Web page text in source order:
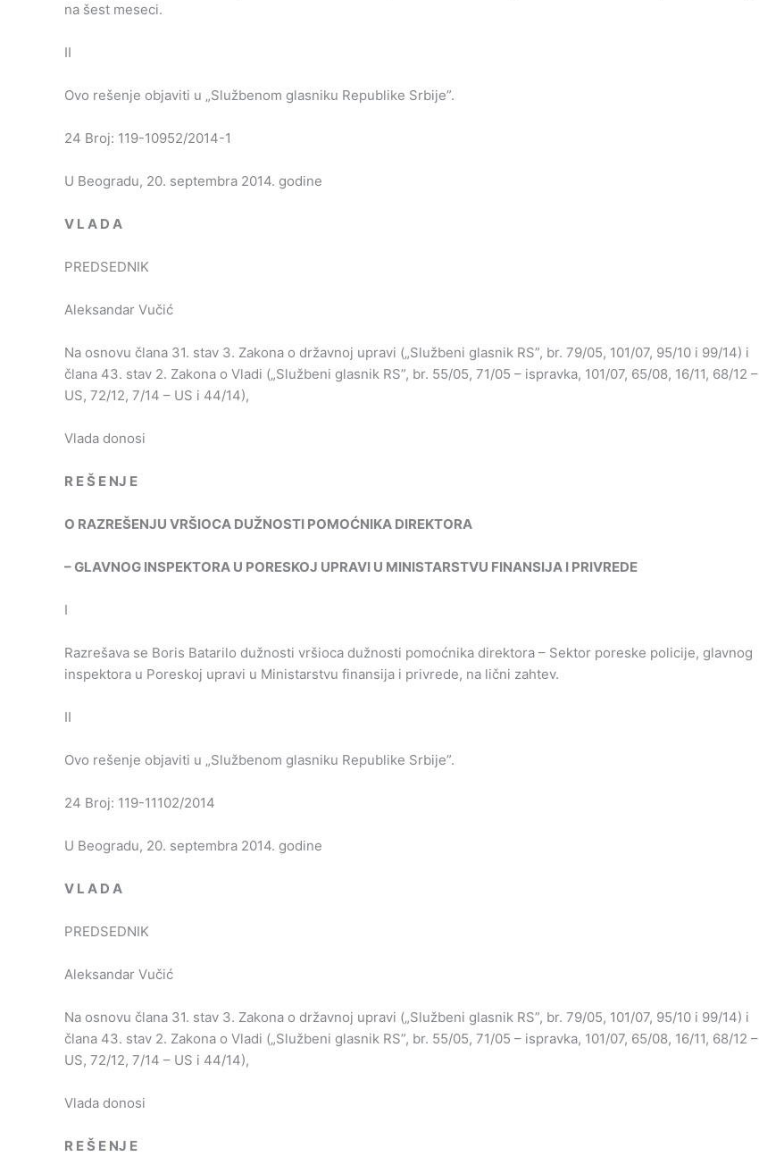
na šest meseci.
II
Ovo rešenje objaviti u „Službenom glasniku Republike Srbije”.
24 Broj: 119-10952/2014-1
U Beogradu, 20. septembra 2014. godine
V L A D A
PREDSEDNIK
Aleksandar Vučić
Na osnovu člana 31. stav 3. Zakona o državnoj upravi („Službeni glasnik RS”, br. 79/05, 101/07, 95/10 i 99/14) i
člana 43. stav 2. Zakona o Vladi („Službeni glasnik RS”, br. 55/05, 71/05 – ispravka, 101/07, 65/08, 16/11, 68/12 –
US, 72/12, 7/14 – US i 44/14),
Vlada donosi
R EŠ E NJ E
O RAZREŠENJU VRŠIOCA DUŽNOSTI POMOĆNIKA DIREKTORA
–GLAVNOG INSPEKTORA U PORESKOJ UPRAVI U MINISTARSTVU FINANSIJA I PRIVREDE
I
Razrešava se Boris Batarilo dužnosti vršioca dužnosti pomoćnika direktora – Sektor poreske policije, glavnog
inspektora u Poreskoj upravi u Ministarstvu finansija i privrede, na lični zahtev.
II
Ovo rešenje objaviti u „Službenom glasniku Republike Srbije”.
24 Broj: 119-11102/2014
U Beogradu, 20. septembra 2014. godine
V L A D A
PREDSEDNIK
Aleksandar Vučić
Na osnovu člana 31. stav 3. Zakona o državnoj upravi („Službeni glasnik RS”, br. 79/05, 101/07, 95/10 i 99/14) i
člana 43. stav 2. Zakona o Vladi („Službeni glasnik RS”, br. 55/05, 71/05 – ispravka, 101/07, 65/08, 16/11, 68/12 –
US, 72/12, 7/14 – US i 44/14),
Vlada donosi
R EŠ E NJ E